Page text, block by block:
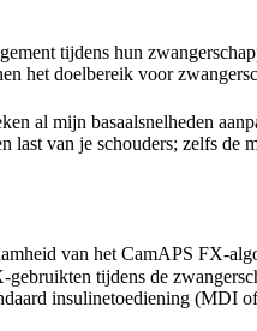
tijdens hun
het doelbereik voor
al mijn basaalsnelheden
van je schouders; zelfs de
van het CamAPS FX-
tijdens de
insulinetoediening (MDI